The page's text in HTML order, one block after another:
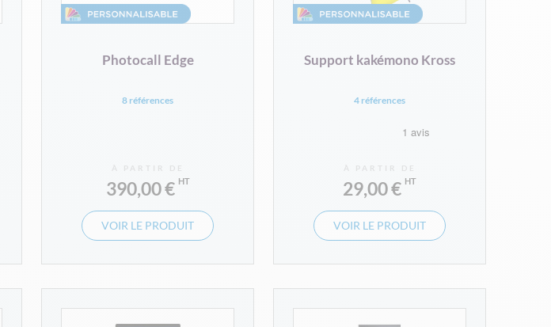
Photocall Edge
8 références
À PARTIR DE
390,00 €
VOIR LE PRODUIT
Support kakémono Kross
4 références
À PARTIR DE
29,00 €
VOIR LE PRODUIT